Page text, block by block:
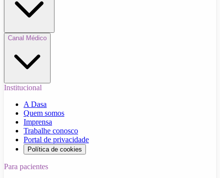
Canal Médico
Institucional
A Dasa
Quem somos
Imprensa
Trabalhe conosco
Portal de privacidade
Política de cookies
Para pacientes